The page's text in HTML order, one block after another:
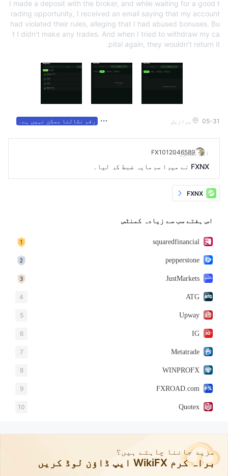
I made a deposit with the broker, and while waiting for a good t
rading opportunity, I received an email saying that my account
had violated their rules, alleging that I had abused bonuses. Bu
t I didn't make any trades. And when I tried to withdraw my ca
pital again, they wouldn't return it.
05-31 برازیل رقم نکالنا ممکن نہیں ہے۔
FX1012046589
FXNX نے میرا سرمایہ ضبط کر لیا۔
اگلا مضمون
FXNX
اس ہفتے سب سے زیادہ کمنٹس
squaredfinancial
pepperstone
JustMarkets
ATG
4
Upway
5
IG
6
Metatrade
7
WINPROFX
8
FXROAD.com
9
Quotex
10
مزید جاننا چاہتے ہیں؟
براہ کرم WikiFX ایپ ڈاؤن لوڈ کریں